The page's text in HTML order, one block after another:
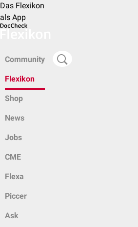
Das Flexikon
als App
Community
Flexikon
Shop
News
Jobs
CME
Flexa
Piccer
Ask